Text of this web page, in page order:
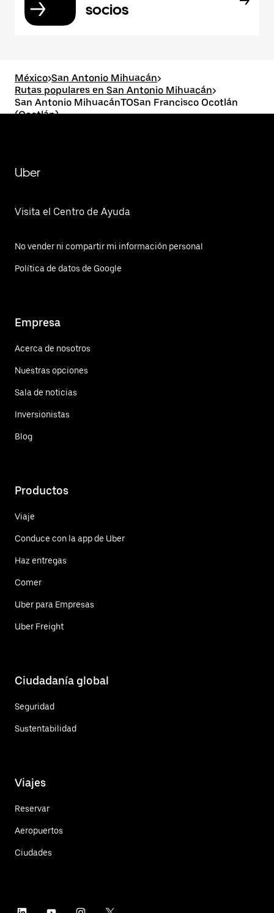
socios
México>San Antonio Mihuacán>
Rutas populares en San Antonio Mihuacán>
San Antonio MihuacánTOSan Francisco Ocotlán
(Ocotlán)
Uber
Visita el Centro de Ayuda
No vender ni compartir mi información personal
Política de datos de Google
Empresa
Acerca de nosotros
Nuestras opciones
Sala de noticias
Inversionistas
Blog
Productos
Viaje
Conduce con la app de Uber
Haz entregas
Comer
Uber para Empresas
Uber Freight
Ciudadanía global
Seguridad
Sustentabilidad
Viajes
Reservar
Aeropuertos
Ciudades